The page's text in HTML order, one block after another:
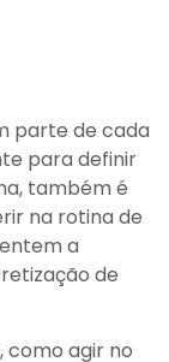
parte de cada
para definir
também é
na rotina de
a
de
como agir no